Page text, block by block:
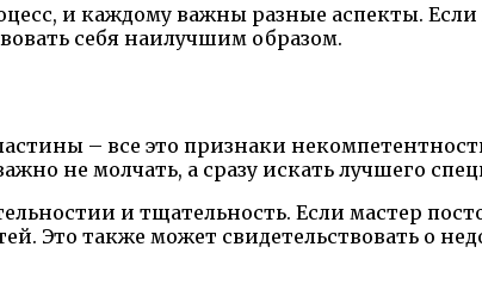
и каждому важны разные аспекты.
себя наилучшим образом.
– все это признаки
не молчать, а сразу искать лучшего
и тщательность. Если мастер
Это также может свидетельствовать о